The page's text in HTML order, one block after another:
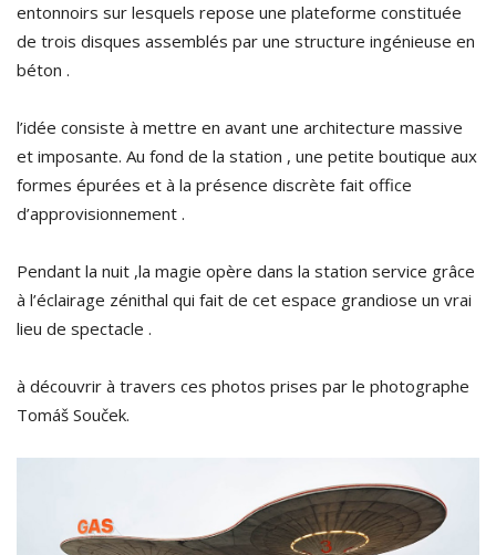
entonnoirs sur lesquels repose une plateforme constituée
de trois disques assemblés par une structure ingénieuse en
béton .
l’idée consiste à mettre en avant une architecture massive
et imposante. Au fond de la station , une petite boutique aux
formes épurées et à la présence discrète fait office
d’approvisionnement .
Pendant la nuit ,la magie opère dans la station service grâce
à l’éclairage zénithal qui fait de cet espace grandiose un vrai
lieu de spectacle .
à découvrir à travers ces photos prises par le photographe
Tomáš Souček.